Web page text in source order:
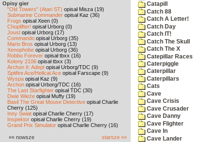
Opisy gier
"Old Towers" (Atari ST) opisał Misza (19)
Submarine Commander opisał Kaz (36)
Frogs opisał Xeen (0)
Choplifter! opisał Urborg (0)
Joust opisał Urborg (17)
Commando opisał Urborg (35)
Mario Bros opisał Urborg (13)
Xenophobe opisał Urborg (36)
Robbo Forever opisał tbxx (16)
Kolony 2106 opisał tbxx (3)
Archon II: Adept opisał Urborg/TDC (9)
Spitfire Ace/Hellcat Ace opisał Farscape (9)
Wyspa opisał Kaz (9)
Archon opisał Urborg/TDC (16)
The Last Starfighter opisał TDC (30)
Dwie Wieże opisał Muffy (19)
Basil The Great Mouse Detective opisał Charlie
Cherry (125)
Inny Świat opisał Charlie Cherry (17)
Inspektor opisał Charlie Cherry (19)
Grand Prix Simulator opisał Charlie Cherry (16)
«« nowsze starsze »»
Catapill
Catch 88
Catch A Letter!
Catch Day
Catch IT!
Catch The Skull
Catch The X
Catepillar Races
Caterpiggle
Caterpillar
Caterpillars
Cats
Cave
Cave Crisis
Cave Crusader
Cave Danny
Cave Flighter
Cave In
Cave Lander